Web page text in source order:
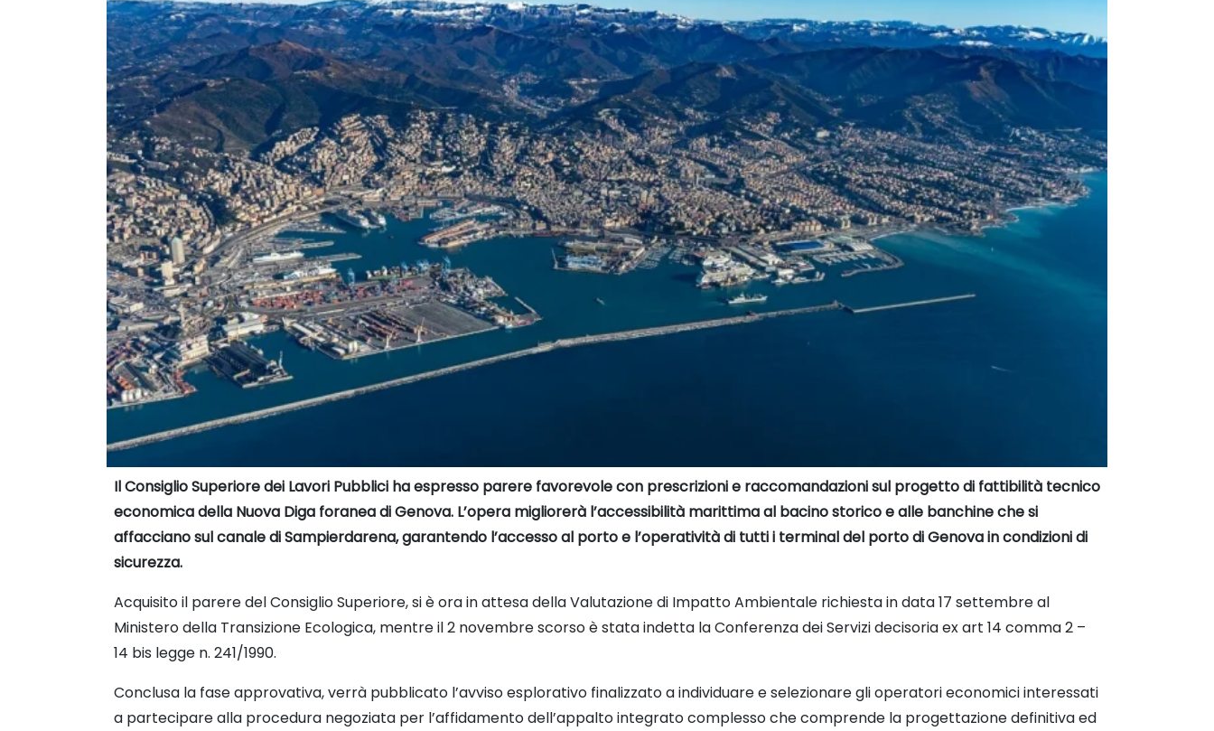
Il Consiglio Superiore dei Lavori Pubblici ha espresso parere favorevole con prescrizioni e raccomandazioni sul progetto di fattibilità tecnico
economica della Nuova Diga foranea di Genova. L’opera migliorerà l’accessibilità marittima al bacino storico e alle banchine che si
affacciano sul canale di Sampierdarena, garantendo l’accesso al porto e l’operatività di tutti i terminal del porto di Genova in condizioni di
sicurezza.
Acquisito il parere del Consiglio Superiore, si è ora in attesa della Valutazione di Impatto Ambientale richiesta in data 17 settembre al
Ministero della Transizione Ecologica, mentre il 2 novembre scorso è stata indetta la Conferenza dei Servizi decisoria ex art 14 comma 2 –
14 bis legge n. 241/1990.
Conclusa la fase approvativa, verrà pubblicato l’avviso esplorativo finalizzato a individuare e selezionare gli operatori economici interessati
a partecipare alla procedura negoziata per l’affidamento dell’appalto integrato complesso che comprende la progettazione definitiva ed